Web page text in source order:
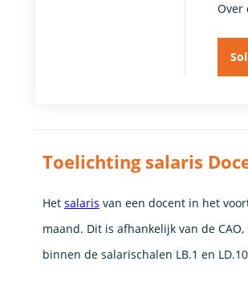
Over
Toelichting salaris
Het salaris van een docent in het
maand. Dit is afhankelijk van de
binnen de salarischalen LB.1 en